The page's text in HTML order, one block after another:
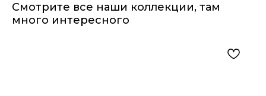
Смотрите все наши коллекции, там
много интересного